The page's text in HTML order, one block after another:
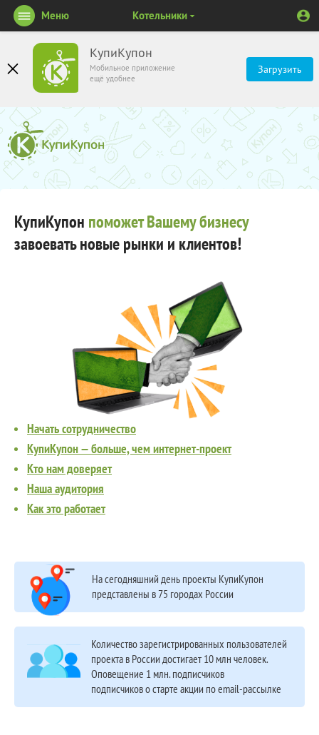
КупиКупон
Мобильное приложение
ещё удобнее
Загрузить
Меню Котельники
КупиКупон поможет Вашему бизнесу
завоевать новые рынки и клиентов!
Начать сотрудничество
КупиКупон — больше, чем интернет-проект
Кто нам доверяет
Наша аудитория
Как это работает
На сегодняшний день проекты КупиКупон
представлены в 75 городах России
Количество зарегистрированных пользователей
проекта в России достигает 10 млн человек.
Оповещение 1 млн. подписчиков
подписчиков о старте акции по email-рассылке